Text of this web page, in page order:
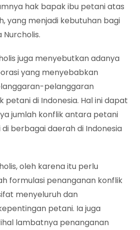
hak bapak ibu petani atas
yang menjadi kebutuhan bagi
Nurcholis.
juga menyebutkan adanya
yang menyebabkan
pelanggaran
di Indonesia. Hal ini dapat
jumlah konflik antara petani
berbagai daerah di Indonesia
oleh karena itu perlu
formulasi penanganan konflik
menyeluruh dan
petani. Ia juga
lambatnya penanganan